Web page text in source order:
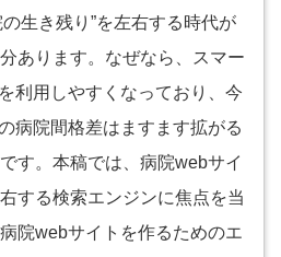
生き残り”を左右する時代が
あります。なぜなら、スマー
利用しやすくなっており、今
病院間格差はますます拡がる
す。本稿では、病院webサイ
する検索エンジンに焦点を当
院webサイトを作るためのエ